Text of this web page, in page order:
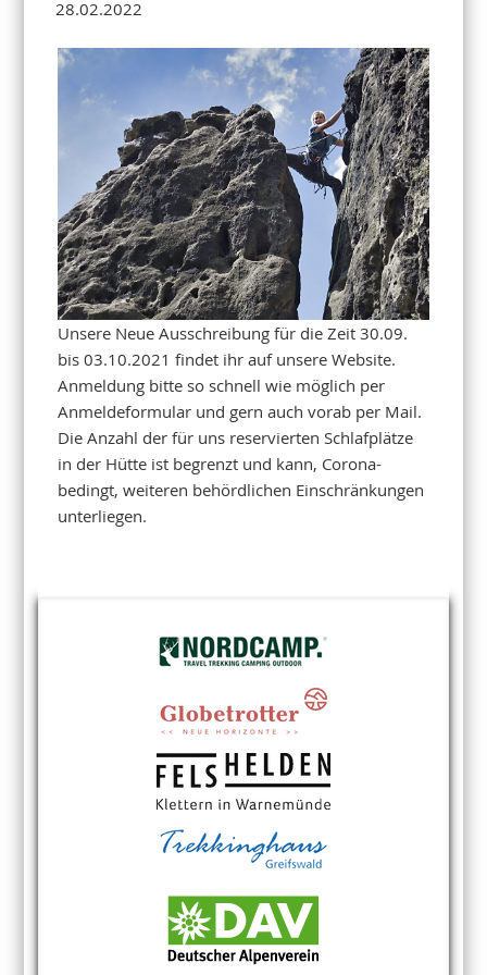
28.02.2022
Unsere Neue Ausschreibung für die Zeit 30.09.
bis 03.10.2021 findet ihr auf unsere Website.
Anmeldung bitte so schnell wie möglich per
Anmeldeformular und gern auch vorab per Mail.
Die Anzahl der für uns reservierten Schlafplätze
in der Hütte ist begrenzt und kann, Corona-
bedingt, weiteren behördlichen Einschränkungen
unterliegen.